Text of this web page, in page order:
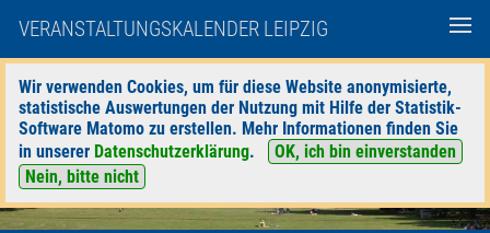
VERANSTALTUNGSKALENDER LEIPZIG
Wir verwenden Cookies, um für diese Website anonymisierte,
statistische Auswertungen der Nutzung mit Hilfe der Statistik-
Software Matomo zu erstellen. Mehr Informationen finden Sie
in unserer Datenschutzerklärung.
OK, ich bin einverstanden
Nein, bitte nicht